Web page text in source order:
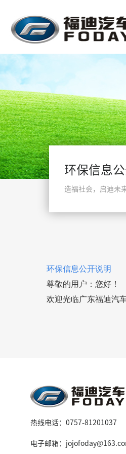
环保信息
造福社会，启迪未
环保信息公开说明
尊敬的用户：您好！
欢迎光临广东福迪汽
热线电话：0757-81201037
电子邮箱：